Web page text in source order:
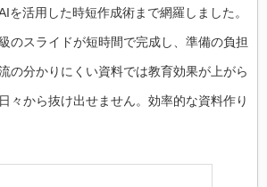
を活用した時短作成術まで網羅しました。
のスライドが短時間で完成し、準備の負担
の分かりにくい資料では教育効果が上がら
々から抜け出せません。効率的な資料作り